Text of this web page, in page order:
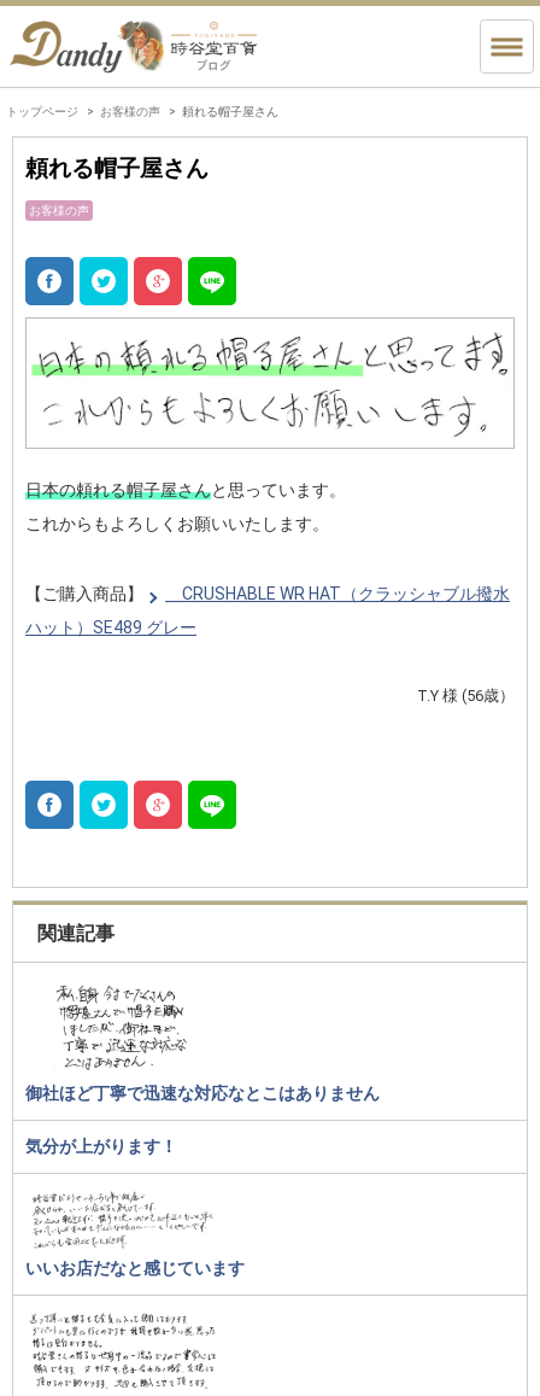
トップページ お客様の声 頼れる帽子屋さん
頼れる帽子屋さん
お客様の声
日本の頼れる帽子屋さんと思っています。
これからもよろしくお願いいたします。
【ご購入商品】
CRUSHABLE WR HAT（クラッシャブル撥水
ハット）SE489 グレー
T.Y 様 (56歳）
関連記事
御社ほど丁寧で迅速な対応なとこはありません
気分が上がります！
いいお店だなと感じています